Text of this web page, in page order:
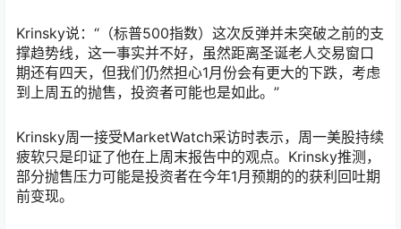
Krinsky说：“（标普500指数）这次反弹并未突破之前的支
撑趋势线，这一事实并不好，虽然距离圣诞老人交易窗口
期还有四天，但我们仍然担心1月份会有更大的下跌，考虑
到上周五的抛售，投资者可能也是如此。”
Krinsky周一接受MarketWatch采访时表示，周一美股持续
疲软只是印证了他在上周末报告中的观点。Krinsky推测，
部分抛售压力可能是投资者在今年1月预期的的获利回吐期
前变现。